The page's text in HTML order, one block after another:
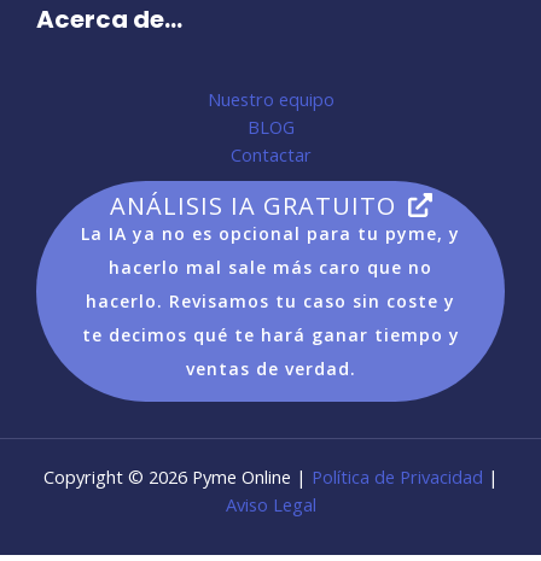
Acerca de...
Nuestro equipo
BLOG
Contactar
ANÁLISIS IA GRATUITO
La IA ya no es opcional para tu pyme, y
hacerlo mal sale más caro que no
hacerlo. Revisamos tu caso sin coste y
te decimos qué te hará ganar tiempo y
ventas de verdad.
Copyright © 2026 Pyme Online | Política de Privacidad |
Aviso Legal